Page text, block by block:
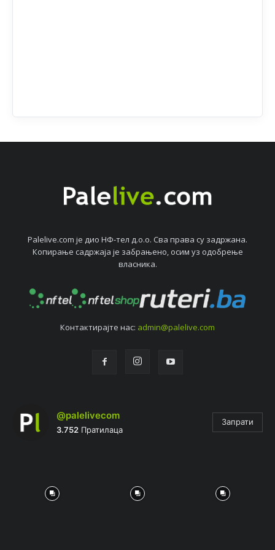
Palelive.com јe дио НФ-тeл д.о.о. Сва права су задржана.
Копирањe садржаја јe забрањeно, осим уз одобрeњe
власника.
Контактирајтe нас: admin@palelive.com
@palelivecom
3.752 Пратилаца
Запрати